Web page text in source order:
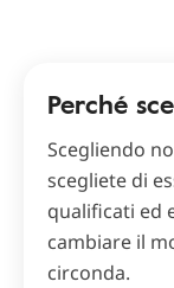
Perché
Scegliendo
scegliete di
qualificati ed
cambiare il
circonda.